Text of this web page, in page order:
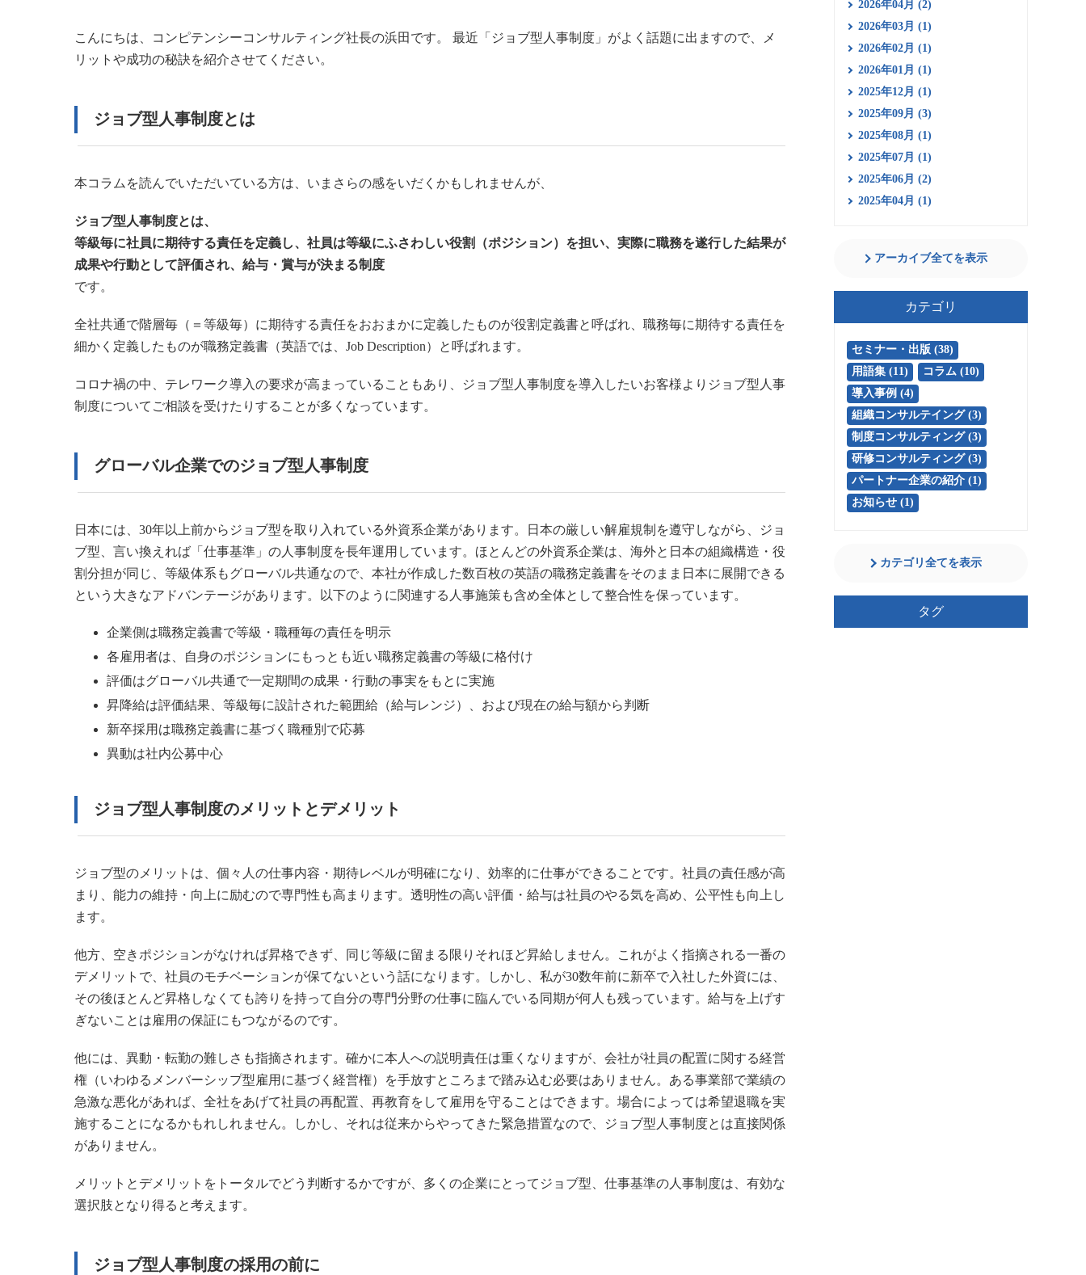
こんにちは、コンピテンシーコンサルティング社長の浜田です。 最近「ジョブ型人事制度」がよく話題に出ますので、メ
リットや成功の秘訣を紹介させてください。
ジョブ型人事制度とは
本コラムを読んでいただいている方は、いまさらの感をいだくかもしれませんが、
ジョブ型人事制度とは、
等級毎に社員に期待する責任を定義し、社員は等級にふさわしい役割（ポジション）を担い、実際に職務を遂行した結果が
成果や行動として評価され、給与・賞与が決まる制度
です。
全社共通で階層毎（＝等級毎）に期待する責任をおおまかに定義したものが役割定義書と呼ばれ、職務毎に期待する責任を
細かく定義したものが職務定義書（英語では、Job Description）と呼ばれます。
コロナ禍の中、テレワーク導入の要求が高まっていることもあり、ジョブ型人事制度を導入したいお客様よりジョブ型人事
制度についてご相談を受けたりすることが多くなっています。
グローバル企業でのジョブ型人事制度
日本には、30年以上前からジョブ型を取り入れている外資系企業があります。日本の厳しい解雇規制を遵守しながら、ジョ
ブ型、言い換えれば「仕事基準」の人事制度を長年運用しています。ほとんどの外資系企業は、海外と日本の組織構造・役
割分担が同じ、等級体系もグローバル共通なので、本社が作成した数百枚の英語の職務定義書をそのまま日本に展開できる
という大きなアドバンテージがあります。以下のように関連する人事施策も含め全体として整合性を保っています。
企業側は職務定義書で等級・職種毎の責任を明示
各雇用者は、自身のポジションにもっとも近い職務定義書の等級に格付け
評価はグローバル共通で一定期間の成果・行動の事実をもとに実施
昇降給は評価結果、等級毎に設計された範囲給（給与レンジ）、および現在の給与額から判断
新卒採用は職務定義書に基づく職種別で応募
異動は社内公募中心
ジョブ型人事制度のメリットとデメリット
ジョブ型のメリットは、個々人の仕事内容・期待レベルが明確になり、効率的に仕事ができることです。社員の責任感が高
まり、能力の維持・向上に励むので専門性も高まります。透明性の高い評価・給与は社員のやる気を高め、公平性も向上し
ます。
他方、空きポジションがなければ昇格できず、同じ等級に留まる限りそれほど昇給しません。これがよく指摘される一番の
デメリットで、社員のモチベーションが保てないという話になります。しかし、私が30数年前に新卒で入社した外資には、
その後ほとんど昇格しなくても誇りを持って自分の専門分野の仕事に臨んでいる同期が何人も残っています。給与を上げす
ぎないことは雇用の保証にもつながるのです。
他には、異動・転勤の難しさも指摘されます。確かに本人への説明責任は重くなりますが、会社が社員の配置に関する経営
権（いわゆるメンバーシップ型雇用に基づく経営権）を手放すところまで踏み込む必要はありません。ある事業部で業績の
急激な悪化があれば、全社をあげて社員の再配置、再教育をして雇用を守ることはできます。場合によっては希望退職を実
施することになるかもれしれません。しかし、それは従来からやってきた緊急措置なので、ジョブ型人事制度とは直接関係
がありません。
メリットとデメリットをトータルでどう判断するかですが、多くの企業にとってジョブ型、仕事基準の人事制度は、有効な
選択肢となり得ると考えます。
ジョブ型人事制度の採用の前に
2026年04月 (2)
2026年03月 (1)
2026年02月 (1)
2026年01月 (1)
2025年12月 (1)
2025年09月 (3)
2025年08月 (1)
2025年07月 (1)
2025年06月 (2)
2025年04月 (1)
アーカイブ全てを表示
カテゴリ
セミナー・出版 (38)
用語集 (11)
コラム (10)
導入事例 (4)
組織コンサルテイング (3)
制度コンサルティング (3)
研修コンサルティング (3)
パートナー企業の紹介 (1)
お知らせ (1)
カテゴリ全てを表示
タグ